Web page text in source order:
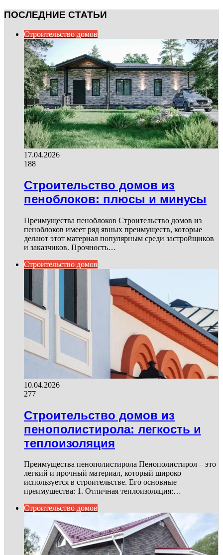
ПОСЛЕДНИЕ СТАТЬИ
Строительство домов
17.04.2026
188
Строительство домов из
пеноблоков: плюсы и минусы
Преимущества пеноблоков Строительство домов из
пеноблоков имеет ряд явных преимуществ, которые
делают этот материал популярным среди застройщиков
и заказчиков. Прочность…
Строительство домов
10.04.2026
277
Строительство домов из
пенополистирола: легкость и
теплоизоляция
Преимущества пенополистирола Пенополистирол – это
легкий и прочный материал, который широко
используется в строительстве. Его основные
преимущества: 1. Отличная теплоизоляция:…
Строительство домов